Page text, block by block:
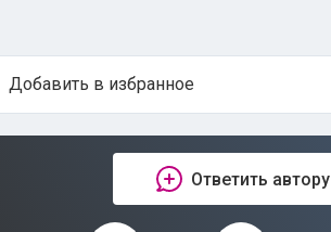
Добавить в избранное
Тема в избранном
Ответить автору